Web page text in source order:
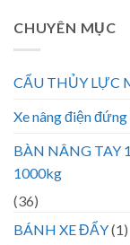
CHUYÊN MỤC
CẨU THỦY LỰC
Xe nâng điện
BÀN NÂNG TAY
1000kg
(36)
BÁNH XE ĐẨY(1)